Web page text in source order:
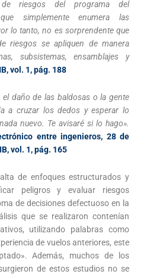
riesgos del programa del
simplemente enumera las
lo tanto, no es sorprendente que
riesgos se apliquen de manera
subsistemas, ensamblajes y
vol. 1, pág. 188
el daño de las baldosas o la gente
a cruzar los dedos y esperar lo
nuevo. Te avisaré si lo hago».
entre ingenieros, 28 de
vol. 1, pág. 165
de enfoques estructurados y
peligros y evaluar riesgos
de decisiones defectuoso en la
que se realizaron contenían
utilizando palabras como
de vuelos anteriores, este
Además, muchos de los
de estos estudios no se